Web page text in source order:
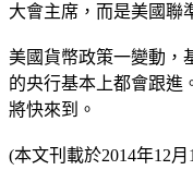
大會主席，而是美國聯
美國貨幣政策一變動，
的央行基本上都會跟進
將快來到。
(本文刊載於2014年12